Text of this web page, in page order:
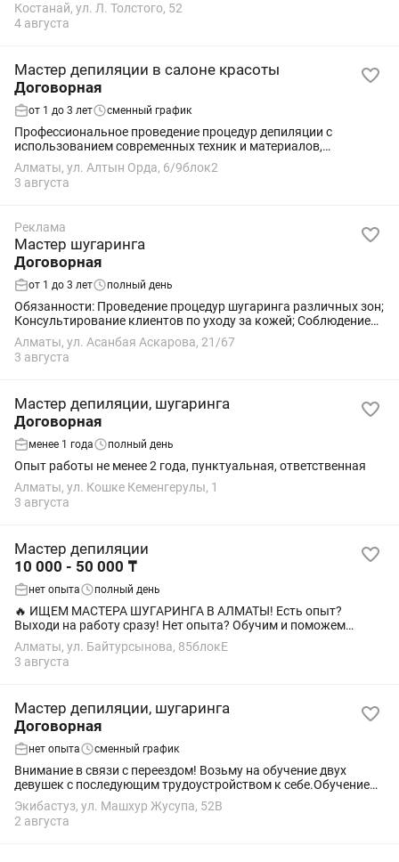
Костанай, ул. Л. Толстого, 52
4 августа
Мастер депиляции в салоне красоты
Договорная
от 1 до 3 лет сменный график
Профессиональное проведение процедур депиляции с
использованием современных техник и материалов,
обеспечивая комфорт, безопасность и высокий уровень
сервиса. Индивидуальный подбор метода депиляции с...
Алматы, ул. Алтын Орда, 6/9блок2
3 августа
Реклама
Мастер шугаринга
Договорная
от 1 до 3 лет полный день
Обязанности: Проведение процедур шугаринга различных зон;
Консультирование клиентов по уходу за кожей; Соблюдение
санитарных норм и чистоты рабочего места; Подготовка
материалов и рабочего...
Алматы, ул. Асанбая Аскарова, 21/67
3 августа
Мастер депиляции, шугаринга
Договорная
менее 1 года полный день
Опыт работы не менее 2 года, пунктуальная, ответственная
Алматы, ул. Кошке Кеменгерулы, 1
3 августа
Мастер депиляции
10 000 - 50 000 ₸
нет опыта полный день
🔥 ИЩЕМ МАСТЕРА ШУГАРИНГА В АЛМАТЫ! Есть опыт?
Выходи на работу сразу! Нет опыта? Обучим и поможем
начать работать! ✨ 💰 Доход: 20–40% от личной кассы 🔥
Клиенты есть — стабильная запись каждый...
Алматы, ул. Байтурсынова, 85блокЕ
3 августа
Мастер депиляции, шугаринга
Договорная
нет опыта сменный график
Внимание в связи с переездом! Возьму на обучение двух
девушек с последующим трудоустройством к себе.Обучение
платное. В обучение входит курс по сахарной и восковой
депиляции, аппаратная коррекция...
Экибастуз, ул. Машхур Жусупа, 52В
2 августа